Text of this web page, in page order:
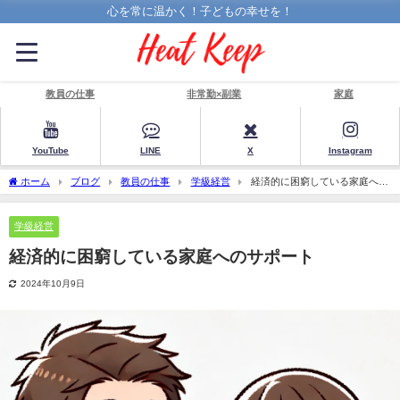
心を常に温かく！子どもの幸せを！
教員の仕事 非常勤×副業 家庭
YouTube LINE X Instagram
ホーム ブログ 教員の仕事 学級経営
経済的に困窮している家庭への
サポート
学級経営
経済的に困窮している家庭へのサポート
2024年10月9日